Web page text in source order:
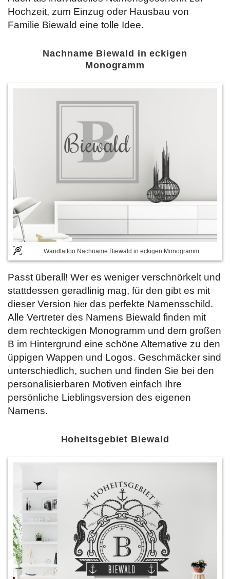
Hochzeit, zum Einzug oder Hausbau von
Familie Biewald eine tolle Idee.
Nachname Biewald in eckigen
Monogramm
Wandtattoo Nachname Biewald in eckigen Monogramm
Passt überall! Wer es weniger verschnörkelt und
stattdessen geradlinig mag, für den gibt es mit
dieser Version hier das perfekte Namensschild.
Alle Vertreter des Namens Biewald finden mit
dem rechteckigen Monogramm und dem großen
B im Hintergrund eine schöne Alternative zu den
üppigen Wappen und Logos. Geschmäcker sind
unterschiedlich, suchen und finden Sie bei den
personalisierbaren Motiven einfach Ihre
persönliche Lieblingsversion des eigenen
Namens.
Hoheitsgebiet Biewald